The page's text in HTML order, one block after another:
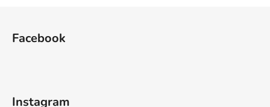
Facebook
Instagram